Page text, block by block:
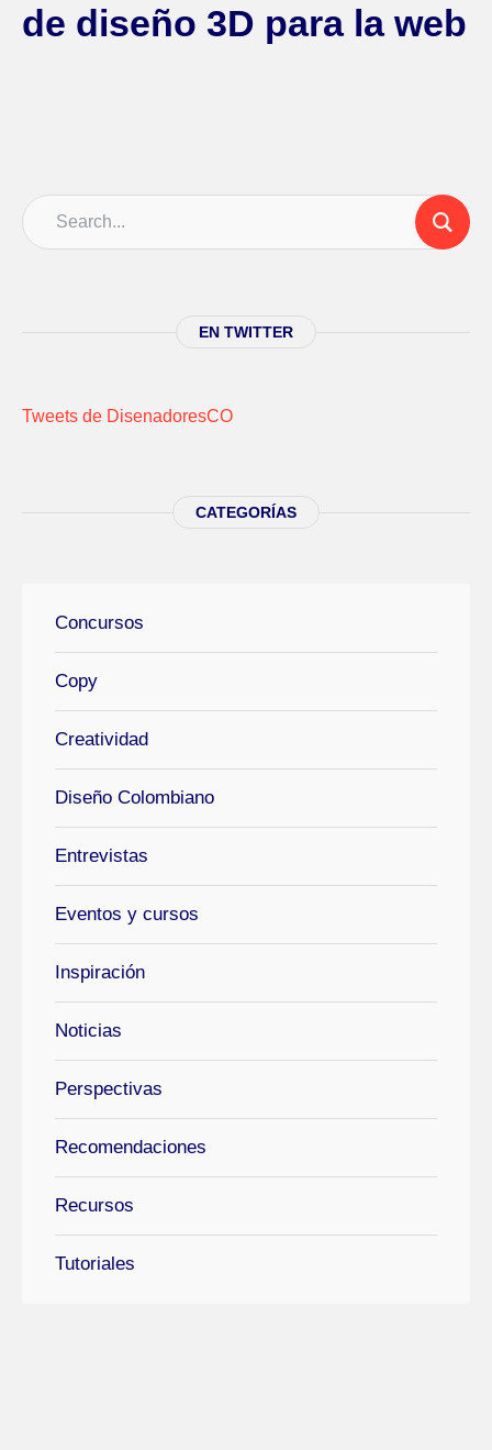
de diseño 3D para la web
EN TWITTER
Tweets de DisenadoresCO
CATEGORÍAS
Concursos
Copy
Creatividad
Diseño Colombiano
Entrevistas
Eventos y cursos
Inspiración
Noticias
Perspectivas
Recomendaciones
Recursos
Tutoriales